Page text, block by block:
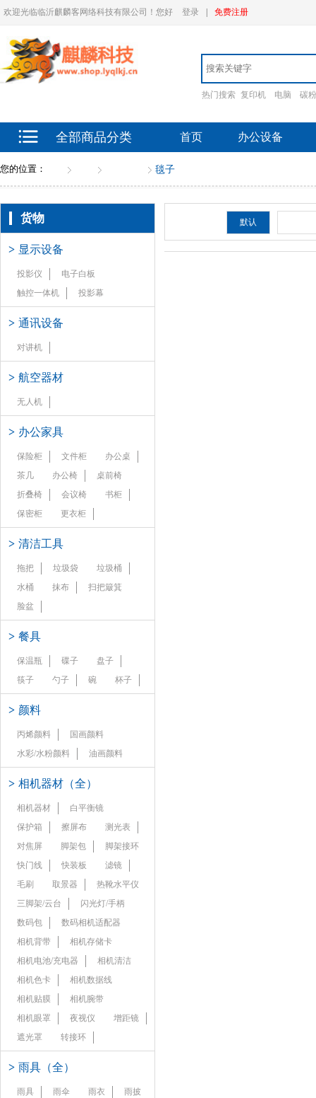
欢迎光临临沂麒麟客网络科技有限公司！您好 登录 免费注册
热门搜索 复印机 电脑 碳粉
全部商品分类 首页 办公设备
您的位置： 毯子
货物
> 显示设备
投影仪
电子白板
触控一体机
投影幕
> 通讯设备
对讲机
> 航空器材
无人机
> 办公家具
保险柜 文件柜
办公桌
茶几
办公椅
桌前椅
折叠椅
会议椅
书柜
保密柜
更衣柜
> 清洁工具
拖把 垃圾袋
垃圾桶
水桶
抹布
扫把簸箕
脸盆
> 餐具
保温瓶 碟子
盘子
筷子
勺子 碗 杯子
> 颜料
丙烯颜料
国画颜料
水彩/水粉颜料
油画颜料
> 相机器材（全）
相机器材
白平衡镜
保护箱
擦屏布
测光表
对焦屏
脚架包
脚架接环
快门线
快装板
滤镜
毛刷
取景器
热靴水平仪
三脚架/云台
闪光灯/手柄
数码包
数码相机适配器
相机背带
相机存储卡
相机电池/充电器
相机清洁
相机色卡
相机数据线
相机贴膜
相机腕带
相机眼罩
夜视仪
增距镜
遮光罩
转接环
> 雨具（全）
雨具 雨伞 雨衣
雨披
默认